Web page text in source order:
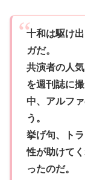
十和は駆け
ガだ。
共演者の人
を週刊誌に
中、アルフ
う。
挙げ句、ト
性が助けて
ったのだ。